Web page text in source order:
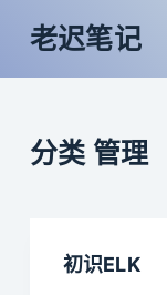
跳
过
内
老迟笔记
分类管理
初识ELK